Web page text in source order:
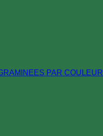
PAR COULEUR